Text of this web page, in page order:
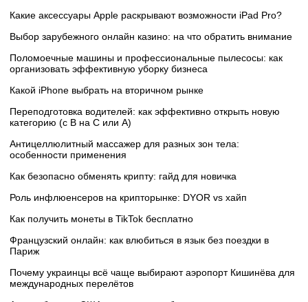
Какие аксессуары Apple раскрывают возможности iPad Pro?
Выбор зарубежного онлайн казино: на что обратить внимание
Поломоечные машины и профессиональные пылесосы: как
организовать эффективную уборку бизнеса
Какой iPhone выбрать на вторичном рынке
Переподготовка водителей: как эффективно открыть новую
категорию (с B на C или А)
Антицеллюлитный массажер для разных зон тела:
особенности применения
Как безопасно обменять крипту: гайд для новичка
Роль инфлюенсеров на крипторынке: DYOR vs хайп
Как получить монеты в TikTok бесплатно
Французский онлайн: как влюбиться в язык без поездки в
Париж
Почему украинцы всё чаще выбирают аэропорт Кишинёва для
международных перелётов